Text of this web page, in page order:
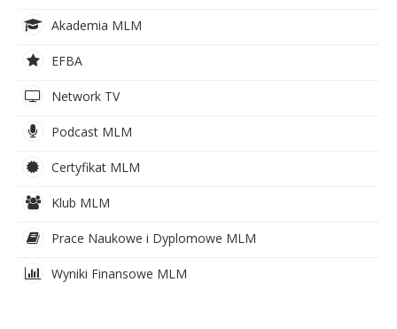
Akademia MLM
EFBA
Network TV
Podcast MLM
Certyfikat MLM
Klub MLM
Prace Naukowe i Dyplomowe MLM
Wyniki Finansowe MLM